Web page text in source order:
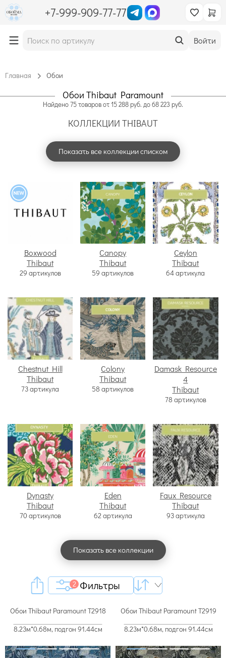
+7-999-909-77-77
Войти
Главная Обои
Обои Thibaut Paramount
Найдено75товаровот15 288руб. до68 223 руб.
КОЛЛЕКЦИИ THIBAUT
Показать все коллекции списком
Boxwood
Thibaut
29 артикулов
Canopy
Thibaut
59 артикулов
Ceylon
Thibaut
64 артикула
Chestnut Hill
Thibaut
73 артикула
Colony
Thibaut
58 артикулов
Damask Resource
4
Thibaut
78 артикулов
Dynasty
Thibaut
70 артикулов
Eden
Thibaut
62 артикула
Faux Resource
Thibaut
93 артикула
Показать все коллекции
Фильтры
2
Обои Thibaut Paramount T2918
8.23м*0.68м, подгон 91.44см
Обои Thibaut Paramount T2919
8.23м*0.68м, подгон 91.44см